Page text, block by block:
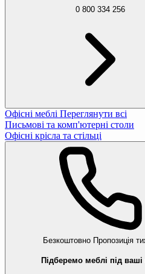
0 800 334 256
Офісні меблі Переглянути всі
Письмові та комп'ютерні столи
Офісні крісла та стільці
Безкоштовно Пропозиція
Підберемо меблі під ваші